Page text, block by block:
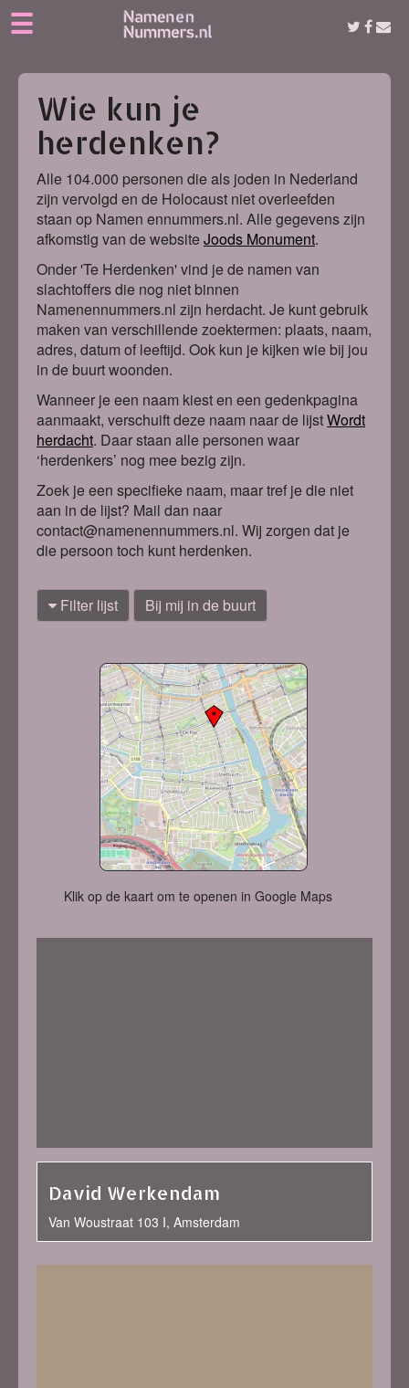
☰
Wie kun je
herdenken?
Alle 104.000 personen die als joden in Nederland
zijn vervolgd en de Holocaust niet overleefden
staan op Namen ennummers.nl. Alle gegevens zijn
afkomstig van de websiteJoods Monument.
Onder 'Te Herdenken' vind je de namen van
slachtoffers die nog niet binnen
Namenennummers.nl zijn herdacht. Je kunt gebruik
maken van verschillende zoektermen: plaats, naam,
adres, datum of leeftijd. Ook kun je kijken wie bij jou
in de buurt woonden.
Wanneer je een naam kiest en een gedenkpagina
aanmaakt, verschuift deze naam naar de lijstWordt
herdacht. Daar staan alle personen waar
‘herdenkers’ nog mee bezig zijn.
Zoek je een specifieke naam, maar tref je die niet
aan in de lijst? Mail dan naar
contact@namenennummers.nl. Wij zorgen dat je
die persoon toch kunt herdenken.
Filter lijst Bij mij in de buurt
Klik op de kaart om te openen in Google Maps
David Werkendam
Van Woustraat 103 I, Amsterdam